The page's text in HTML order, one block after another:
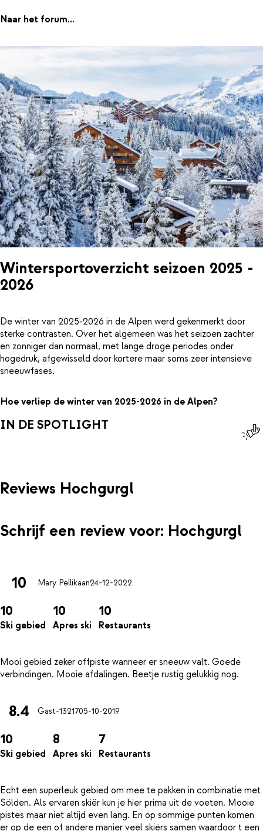
Naar het forum...
Wintersportoverzicht seizoen 2025 -
2026
De winter van 2025-2026 in de Alpen werd gekenmerkt door
sterke contrasten. Over het algemeen was het seizoen zachter
en zonniger dan normaal, met lange droge periodes onder
hogedruk, afgewisseld door kortere maar soms zeer intensieve
sneeuwfases.
Hoe verliep de winter van 2025-2026 in de Alpen?
IN DE SPOTLIGHT
Reviews Hochgurgl
Schrijf een review voor: Hochgurgl
10 Mary Pellikaan24-12-2022
10
Ski gebied
10
Apres ski
10
Restaurants
Mooi gebied zeker offpiste wanneer er sneeuw valt. Goede
8.4 Gast-1321705-10-2019
10
Ski gebied
8
Apres ski
7
Restaurants
Echt een superleuk gebied om mee te pakken in combinatie met
Sölden. Als ervaren skiër kun je hier prima uit de voeten. Mooie
pistes maar niet altijd even lang. En op sommige punten komen
er op de een of andere manier veel skiërs samen waardoor t een